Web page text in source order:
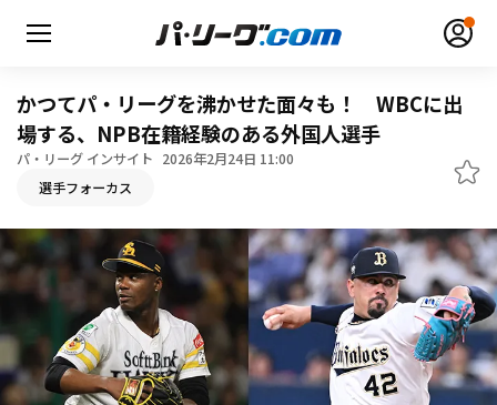
無料アカウント登録
HOME
動画
日程・結果
かつてパ・リーグを沸かせた面々も！ WBCに出
場する、NPB在籍経験のある外国人選手
パ・リーグ インサイト 2026年2月24日 11:00
選手フォーカス